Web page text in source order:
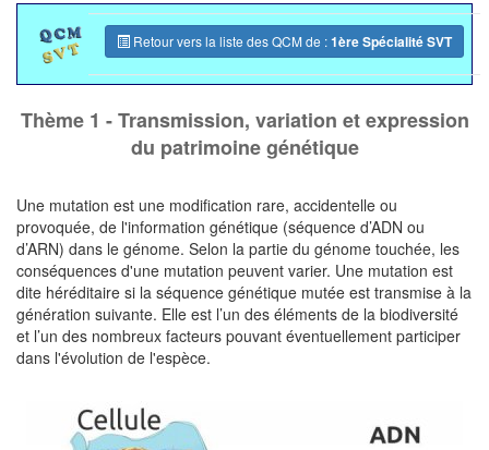
Retour vers la liste des QCM de :1ère Spécialité SVT
Thème 1 - Transmission, variation et expression
du patrimoine génétique
Une mutation est une modification rare, accidentelle ou
provoquée, de l'information génétique (séquence d’ADN ou
d’ARN) dans le génome. Selon la partie du génome touchée, les
conséquences d'une mutation peuvent varier. Une mutation est
dite héréditaire si la séquence génétique mutée est transmise à la
génération suivante. Elle est l’un des éléments de la biodiversité
et l’un des nombreux facteurs pouvant éventuellement participer
dans l'évolution de l'espèce.